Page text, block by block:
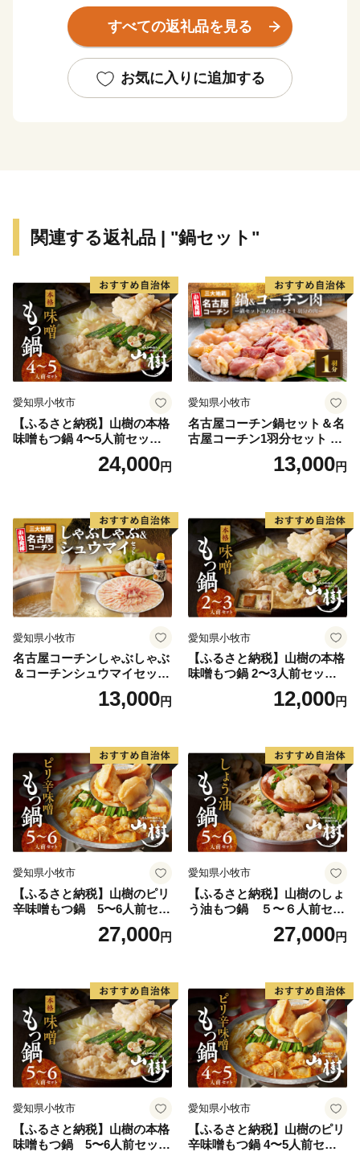
住宅地の「川東」と往時の面影を残す田園風景がのどか
な「川西」の今昔の風景が共存しています。
ともに新たな歩みを始めました。世界遺産「遠賀川水源
地ポンプ室」をはじめ、九州最大の中州である自然豊か
いることを、ぜひご覧ください。
すべての返礼品を見る
お気に入りに追加する
関連する返礼品 | "鍋セット"
愛知県小牧市
【ふるさと納税】山樹の本格
味噌もつ鍋 4〜5人前セット
山樹 国産 牛もつ ホルモン モ
ツ オンライン飲み会 ホーム
間
24,000円
愛知県小牧市
名古屋コーチン鍋セット＆名
古屋コーチン1羽分セット 日
本三大地鶏 鍋セット 鶏肉 も
も肉 むね肉 ササミ 肉団子 鍋
13,000円
愛知県小牧市
名古屋コーチンしゃぶしゃぶ
＆コーチンシュウマイセッ
ト 焼売 鶏肉 鍋 鶏しゃぶ 日
13,000円
愛知県小牧市
【ふるさと納税】山樹の本格
味噌もつ鍋 2〜3人前セット
山樹 国産 牛もつ ホルモン モ
ツ オンライン飲み会 ホーム
間
12,000円
愛知県小牧市
【ふるさと納税】山樹のピリ
辛味噌もつ鍋 5〜6人前セッ
ト 山樹 国産 牛もつ ホルモン
モツ オンライン飲み会 ホー
時間
27,000円
愛知県小牧市
【ふるさと納税】山樹のしょ
う油もつ鍋 ５〜６人前セッ
ト 山樹 国産 牛もつ ホルモン
モツ オンライン飲み会 ホー
時間
27,000円
愛知県小牧市
【ふるさと納税】山樹の本格
味噌もつ鍋 5〜6人前セット
愛知県小牧市
【ふるさと納税】山樹のピリ
辛味噌もつ鍋 4〜5人前セッ